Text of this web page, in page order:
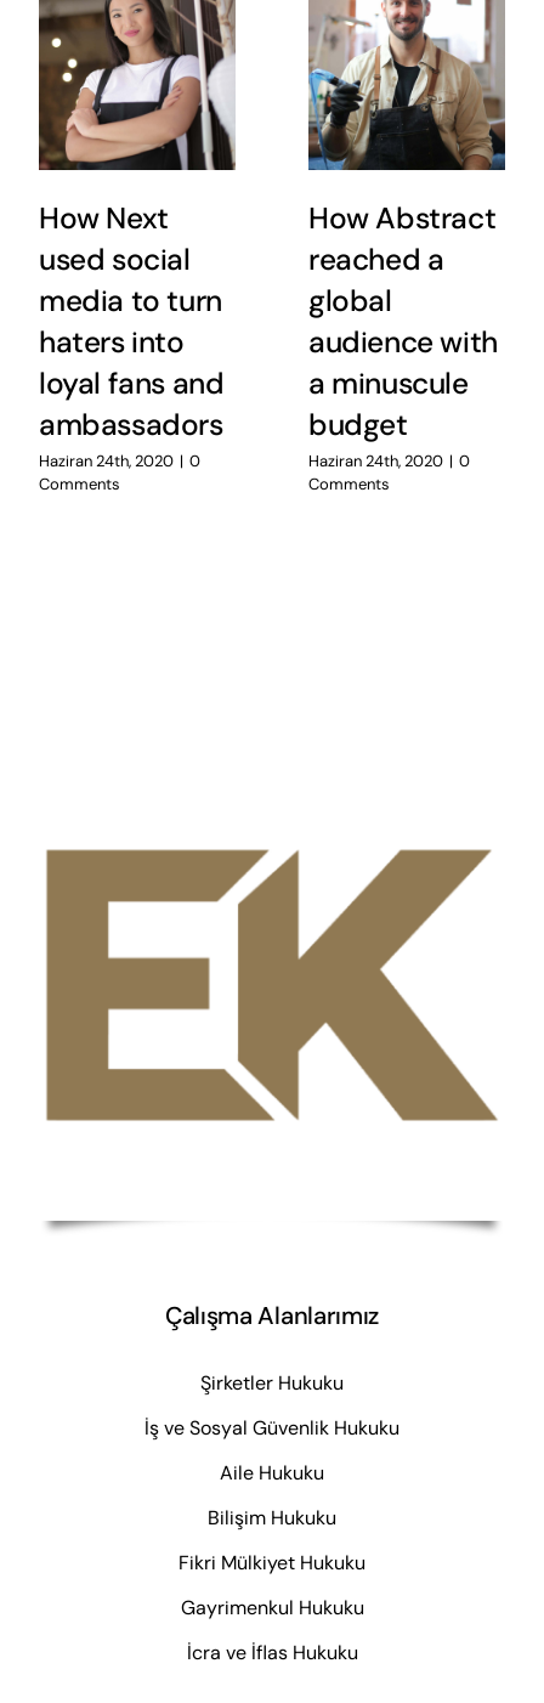
How Next
used social
media to turn
haters into
loyal fans and
ambassadors
Haziran 24th, 2020 | 0
Comments
How Abstract
reached a
global
audience with
a minuscule
budget
Haziran 24th, 2020 | 0
Comments
Çalışma Alanlarımız
Şirketler Hukuku
İş ve Sosyal Güvenlik Hukuku
Aile Hukuku
Bilişim Hukuku
Fikri Mülkiyet Hukuku
Gayrimenkul Hukuku
İcra ve İflas Hukuku